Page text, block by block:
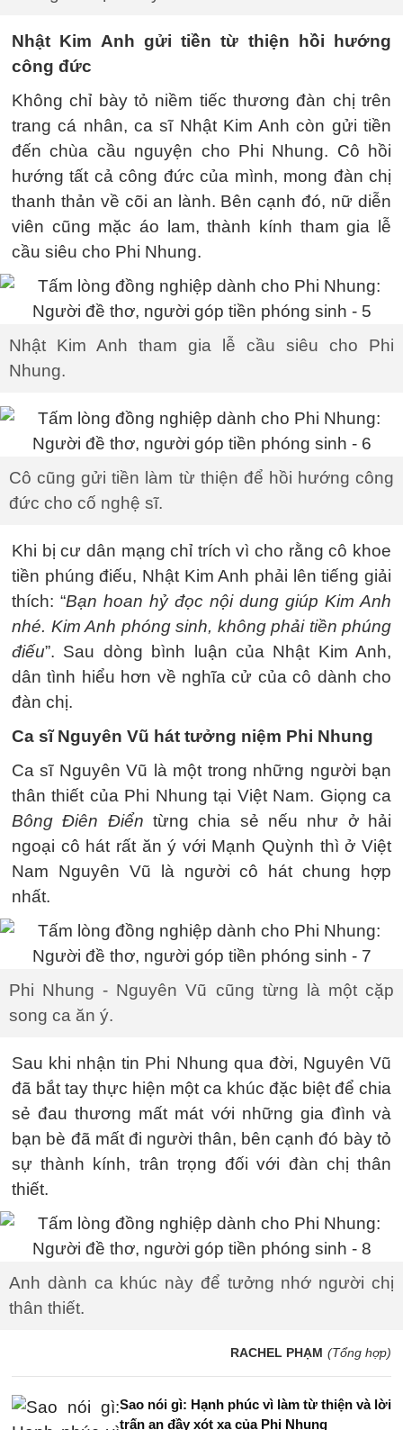
Nhật Kim Anh gửi tiền từ thiện hồi hướng
công đức
Không chỉ bày tỏ niềm tiếc thương đàn chị trên
trang cá nhân, ca sĩ Nhật Kim Anh còn gửi tiền
đến chùa cầu nguyện cho Phi Nhung. Cô hồi
hướng tất cả công đức của mình, mong đàn chị
thanh thản về cõi an lành. Bên cạnh đó, nữ diễn
viên cũng mặc áo lam, thành kính tham gia lễ
cầu siêu cho Phi Nhung.
Nhật Kim Anh tham gia lễ cầu siêu cho Phi
Nhung.
Cô cũng gửi tiền làm từ thiện để hồi hướng công
đức cho cố nghệ sĩ.
Khi bị cư dân mạng chỉ trích vì cho rằng cô khoe
tiền phúng điếu, Nhật Kim Anh phải lên tiếng giải
thích: “Bạn hoan hỷ đọc nội dung giúp Kim Anh
nhé. Kim Anh phóng sinh, không phải tiền phúng
điếu”. Sau dòng bình luận của Nhật Kim Anh,
dân tình hiểu hơn về nghĩa cử của cô dành cho
đàn chị.
Ca sĩ Nguyên Vũ hát tưởng niệm Phi Nhung
Ca sĩ Nguyên Vũ là một trong những người bạn
thân thiết của Phi Nhung tại Việt Nam. Giọng ca
Bông Điên Điển từng chia sẻ nếu như ở hải
ngoại cô hát rất ăn ý với Mạnh Quỳnh thì ở Việt
Nam Nguyên Vũ là người cô hát chung hợp
nhất.
Phi Nhung - Nguyên Vũ cũng từng là một cặp
song ca ăn ý.
Sau khi nhận tin Phi Nhung qua đời, Nguyên Vũ
đã bắt tay thực hiện một ca khúc đặc biệt để chia
sẻ đau thương mất mát với những gia đình và
bạn bè đã mất đi người thân, bên cạnh đó bày tỏ
sự thành kính, trân trọng đối với đàn chị thân
thiết.
Anh dành ca khúc này để tưởng nhớ người chị
thân thiết.
RACHEL PHẠM (Tổng hợp)
Sao nói gì: Hạnh phúc vì làm từ thiện và lời
trấn an đầy xót xa của Phi Nhung